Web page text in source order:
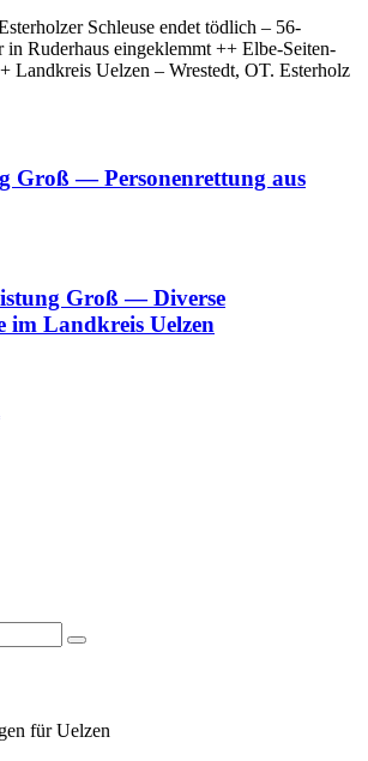
Schleuse endet tödlich – 56-
in Ruderhaus eingeklemmt ++ Elbe-Seiten-
Landkreis Uelzen – Wrestedt, OT. Esterholz
Groß — Personenrettung aus
Groß — Diverse
im Landkreis Uelzen
für Uelzen